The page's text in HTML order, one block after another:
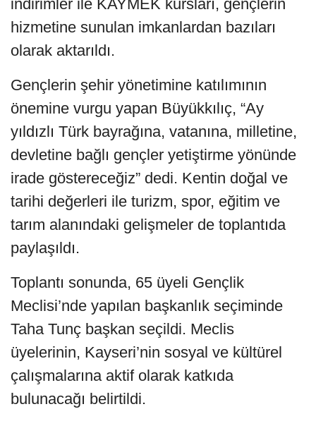
indirimler ile KAYMEK kursları, gençlerin
hizmetine sunulan imkanlardan bazıları
olarak aktarıldı.
Gençlerin şehir yönetimine katılımının
önemine vurgu yapan Büyükkılıç, “Ay
yıldızlı Türk bayrağına, vatanına, milletine,
devletine bağlı gençler yetiştirme yönünde
irade göstereceğiz” dedi. Kentin doğal ve
tarihi değerleri ile turizm, spor, eğitim ve
tarım alanındaki gelişmeler de toplantıda
paylaşıldı.
Toplantı sonunda, 65 üyeli Gençlik
Meclisi’nde yapılan başkanlık seçiminde
Taha Tunç başkan seçildi. Meclis
üyelerinin, Kayseri’nin sosyal ve kültürel
çalışmalarına aktif olarak katkıda
bulunacağı belirtildi.